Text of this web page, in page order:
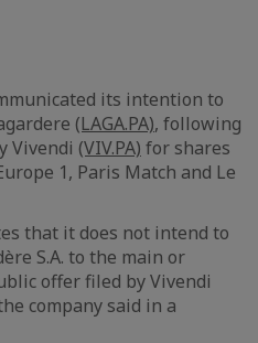
its intention to
(LAGA.PA), following
Vivendi (VIV.PA) for shares
1, Paris Match and Le
that it does not intend to
S.A. to the main or
offer filed by Vivendi
company said in a